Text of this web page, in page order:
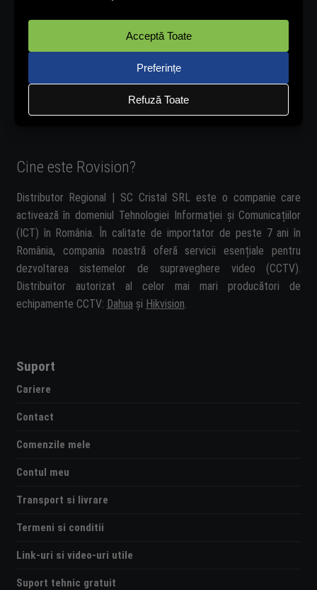
Cine este Rovision?
Distributor Regional | SC Cristal SRL este o companie care
activează în domeniul Tehnologiei Informației și Comunicațiilor
(ICT) în România. În calitate de importator de peste 7 ani în
România, compania noastră oferă servicii esențiale pentru
dezvoltarea sistemelor de supraveghere video (CCTV).
Distribuitor autorizat al celor mai mari producători de
echipamente CCTV: Dahua și Hikvision.
Suport
Cariere
Contact
Comenzile mele
Contul meu
Transport si livrare
Termeni si conditii
Link-uri si video-uri utile
Suport tehnic gratuit